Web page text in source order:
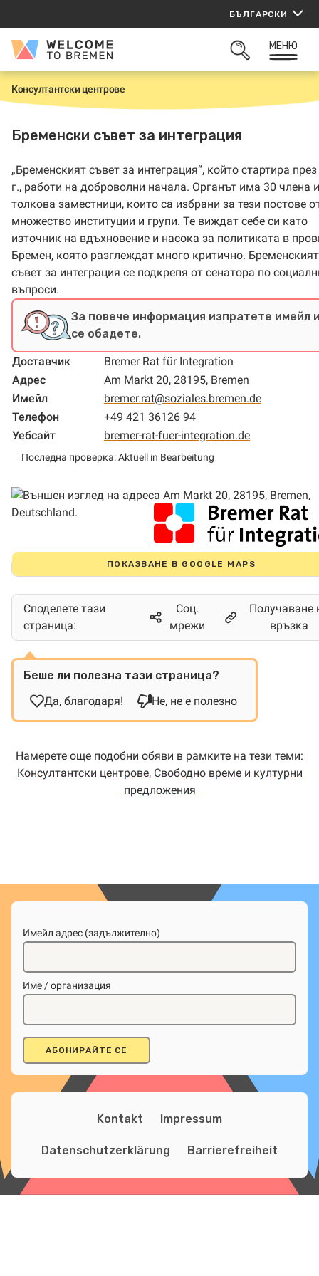
съдържанието
БЪЛГАРСКИ
Welcome
ОТВОРИ
МЕНЮ
Н
а
а
л
Консултантски центрове
Бременски съвет за интеграция
„Бременският съвет за интеграция“, който стартира
г., работи на доброволни начала. Органът има 30 члена
толкова заместници, които са избрани за тези постове
множество институции и групи. Те виждат себе си като
източник на вдъхновение и насока за политиката в
Бремен, която разглеждат много критично. Бременският
съвет за интеграция се подкрепя от сенатора по
въпроси.
За повече информация изпратете имейл
се обадете.
Доставчик
Bremer Rat für Integration
Адрес
Am Markt 20, 28195, Bremen
Имейл
bremer.rat@soziales.bremen.de
Телефон
+49 421 36126 94
Уебсайт
bremer-rat-fuer-integration.de
Последна проверка: Aktuell in Bearbeitung
ПОКАЗВАНЕ В GOOGLE MAPS
Споделете тази
страница:
Соц.
мрежи
Получаване
връзка
Беше ли полезна тази страница?
Да, благодаря!
Не, не е полезно
Намерете още подобни обяви в рамките на тези теми:
Консултантски центрове, Свободно време и културни
предложения
Имейл адрес (задължително)
Име / организация
Kontakt Impressum
Datenschutzerklärung Barrierefreiheit